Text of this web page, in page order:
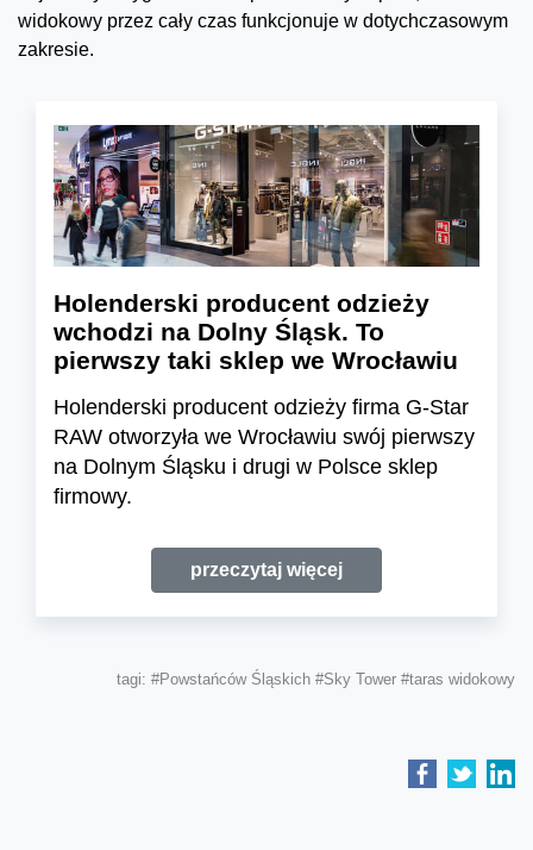
widokowy przez cały czas funkcjonuje w dotychczasowym
zakresie.
Holenderski producent odzieży
wchodzi na Dolny Śląsk. To
pierwszy taki sklep we Wrocławiu
Holenderski producent odzieży firma G-Star
RAW otworzyła we Wrocławiu swój pierwszy
na Dolnym Śląsku i drugi w Polsce sklep
firmowy.
przeczytaj więcej
tagi: #Powstańców Śląskich #Sky Tower #taras widokowy